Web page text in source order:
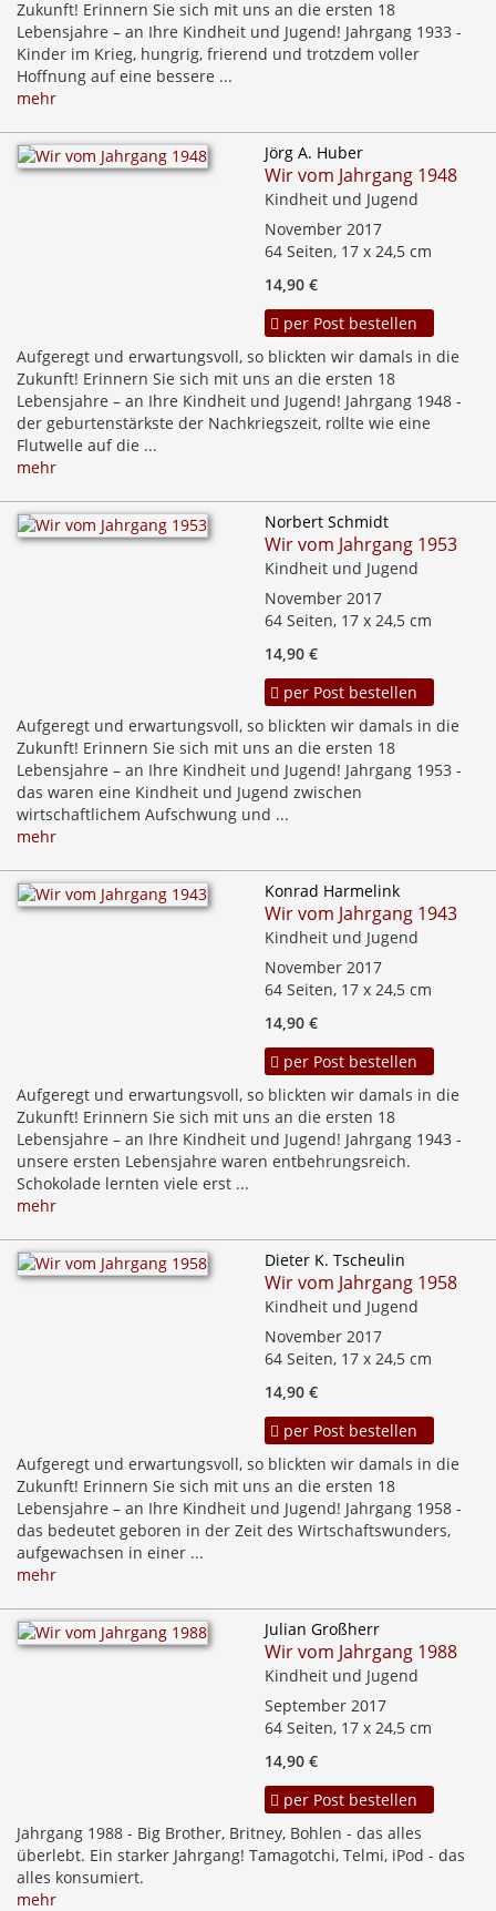
Zukunft! Erinnern Sie sich mit uns an die ersten 18
Lebensjahre – an Ihre Kindheit und Jugend! Jahrgang 1933 -
Kinder im Krieg, hungrig, frierend und trotzdem voller
Hoffnung auf eine bessere ...
mehr
Jörg A. Huber
Wir vom Jahrgang 1948
Kindheit und Jugend
November 2017
64 Seiten, 17 x 24,5 cm
14,90 €
per Post bestellen
Aufgeregt und erwartungsvoll, so blickten wir damals in die
Zukunft! Erinnern Sie sich mit uns an die ersten 18
Lebensjahre – an Ihre Kindheit und Jugend! Jahrgang 1948 -
der geburtenstärkste der Nachkriegszeit, rollte wie eine
Flutwelle auf die ...
mehr
Norbert Schmidt
Wir vom Jahrgang 1953
Kindheit und Jugend
November 2017
64 Seiten, 17 x 24,5 cm
14,90 €
per Post bestellen
Aufgeregt und erwartungsvoll, so blickten wir damals in die
Zukunft! Erinnern Sie sich mit uns an die ersten 18
Lebensjahre – an Ihre Kindheit und Jugend! Jahrgang 1953 -
das waren eine Kindheit und Jugend zwischen
wirtschaftlichem Aufschwung und ...
mehr
Konrad Harmelink
Wir vom Jahrgang 1943
Kindheit und Jugend
November 2017
64 Seiten, 17 x 24,5 cm
14,90 €
per Post bestellen
Aufgeregt und erwartungsvoll, so blickten wir damals in die
Zukunft! Erinnern Sie sich mit uns an die ersten 18
Lebensjahre – an Ihre Kindheit und Jugend! Jahrgang 1943 -
unsere ersten Lebensjahre waren entbehrungsreich.
Schokolade lernten viele erst ...
mehr
Dieter K. Tscheulin
Wir vom Jahrgang 1958
Kindheit und Jugend
November 2017
64 Seiten, 17 x 24,5 cm
14,90 €
per Post bestellen
Aufgeregt und erwartungsvoll, so blickten wir damals in die
Zukunft! Erinnern Sie sich mit uns an die ersten 18
Lebensjahre – an Ihre Kindheit und Jugend! Jahrgang 1958 -
das bedeutet geboren in der Zeit des Wirtschaftswunders,
aufgewachsen in einer ...
mehr
Julian Großherr
Wir vom Jahrgang 1988
Kindheit und Jugend
September 2017
64 Seiten, 17 x 24,5 cm
14,90 €
per Post bestellen
Jahrgang 1988 - Big Brother, Britney, Bohlen - das alles
überlebt. Ein starker Jahrgang! Tamagotchi, Telmi, iPod - das
alles konsumiert.
mehr